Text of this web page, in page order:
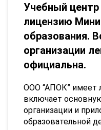
Учебный
лицензию
образования.
организации
официальна.
ООО “АПОК” имеет
включает
организации и
образовательной